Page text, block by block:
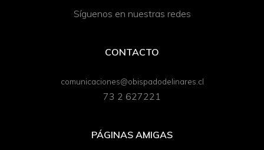
Síguenos en nuestras redes
CONTACTO
comunicaciones@obispadodelinares.cl
73 2 627221
PÁGINAS AMIGAS